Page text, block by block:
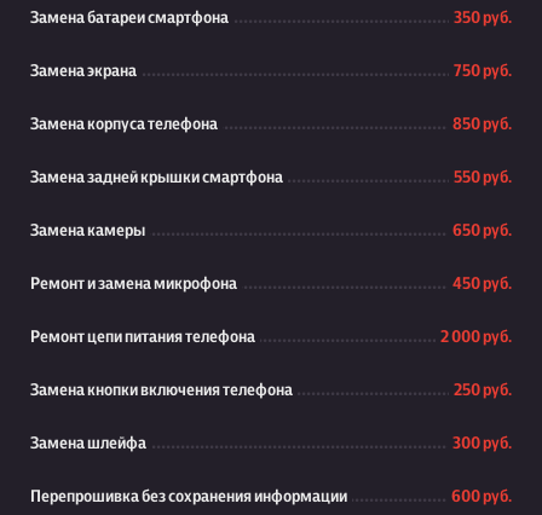
Замена батареи смартфона 350 руб.
Замена экрана 750 руб.
Замена корпуса телефона 850 руб.
Замена задней крышки смартфона 550 руб.
Замена камеры 650 руб.
Ремонт и замена микрофона 450 руб.
Ремонт цепи питания телефона 2 000 руб.
Замена кнопки включения телефона 250 руб.
Замена шлейфа 300 руб.
Перепрошивка без сохранения информации 600 руб.